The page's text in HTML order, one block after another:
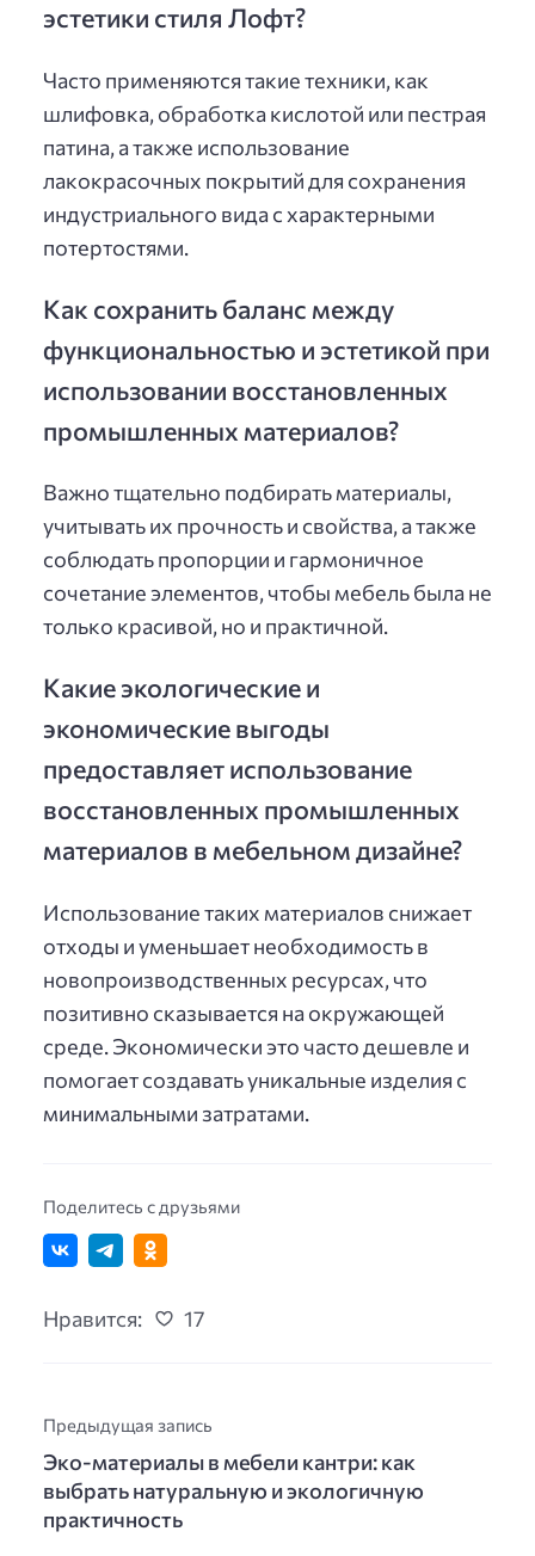
эстетики стиля Лофт?
Часто применяются такие техники, как
шлифовка, обработка кислотой или пестрая
патина, а также использование
лакокрасочных покрытий для сохранения
индустриального вида с характерными
потертостями.
Как сохранить баланс между
функциональностью и эстетикой при
использовании восстановленных
промышленных материалов?
Важно тщательно подбирать материалы,
учитывать их прочность и свойства, а также
соблюдать пропорции и гармоничное
сочетание элементов, чтобы мебель была не
только красивой, но и практичной.
Какие экологические и
экономические выгоды
предоставляет использование
восстановленных промышленных
материалов в мебельном дизайне?
Использование таких материалов снижает
отходы и уменьшает необходимость в
новопроизводственных ресурсах, что
позитивно сказывается на окружающей
среде. Экономически это часто дешевле и
помогает создавать уникальные изделия с
минимальными затратами.
Поделитесь с друзьями
Нравится: 17
Предыдущая запись
Эко-материалы в мебели кантри: как
выбрать натуральную и экологичную
практичность